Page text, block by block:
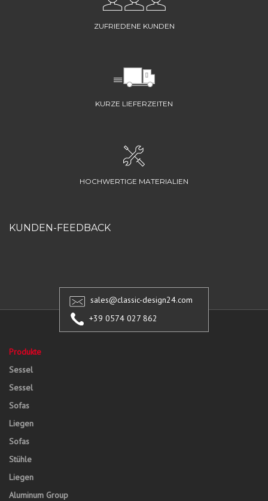
ZUFRIEDENE KUNDEN
KURZE LIEFERZEITEN
HOCHWERTIGE MATERIALIEN
KUNDEN-FEEDBACK
sales@classic-design24.com
+39 0574 027 862
Produkte
Sessel
Sessel
Sofas
Liegen
Sofas
Stühle
Liegen
Aluminum Group